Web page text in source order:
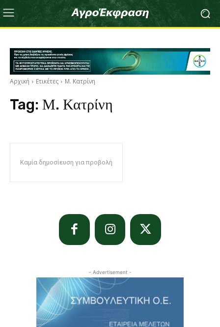
Αρχική Ετικέτες Μ. Κατρίνη
Tag: Μ. Κατρίνη
Καμία δημοσίευση για προβολή
- Advertisement -